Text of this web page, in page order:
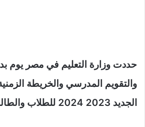
حددت وزارة التعليم في مصر يوم
والتقويم المدرسي والخريطة
الجديد 2023 2024 للطلاب والطالبات.